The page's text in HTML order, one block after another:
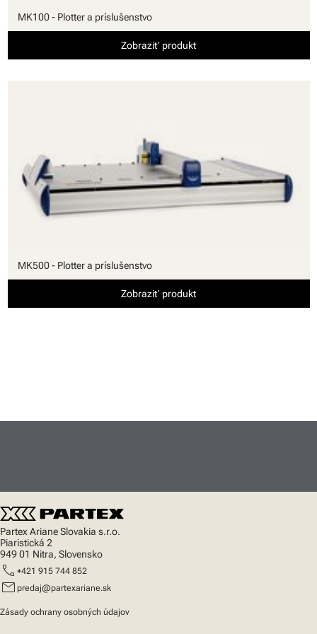
MK100 - Plotter a príslušenstvo
Zobraziť produkt
MK500 - Plotter a príslušenstvo
Zobraziť produkt
Partex Ariane Slovakia s.r.o.
Piaristická 2
949 01 Nitra, Slovensko
call +421 915 744 852
mail predaj@partexariane.sk
Zásady ochrany osobných údajov